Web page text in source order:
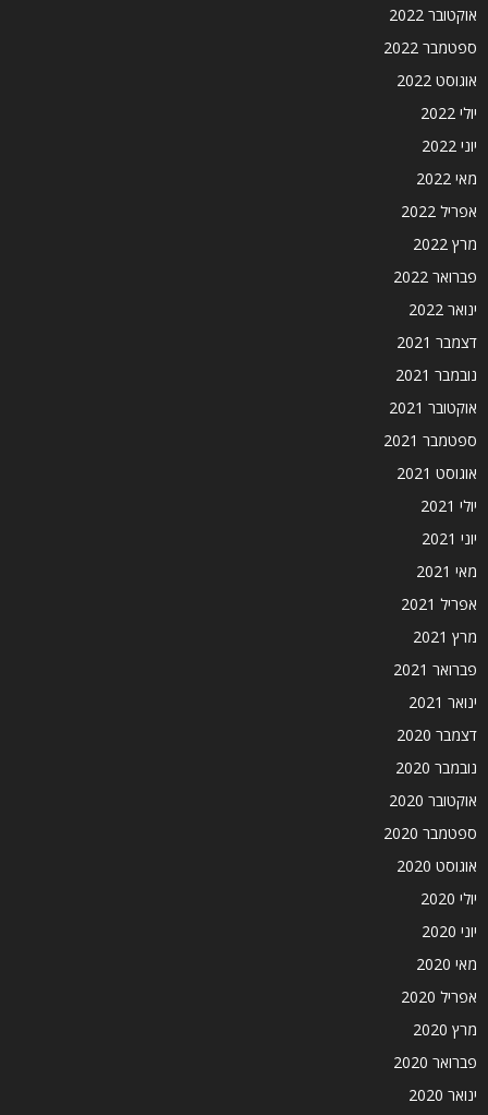
אוקטובר 2022
ספטמבר 2022
אוגוסט 2022
יולי 2022
יוני 2022
מאי 2022
אפריל 2022
מרץ 2022
פברואר 2022
ינואר 2022
דצמבר 2021
נובמבר 2021
אוקטובר 2021
ספטמבר 2021
אוגוסט 2021
יולי 2021
יוני 2021
מאי 2021
אפריל 2021
מרץ 2021
פברואר 2021
ינואר 2021
דצמבר 2020
נובמבר 2020
אוקטובר 2020
ספטמבר 2020
אוגוסט 2020
יולי 2020
יוני 2020
מאי 2020
אפריל 2020
מרץ 2020
פברואר 2020
ינואר 2020